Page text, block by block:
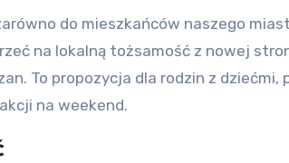
na lokalną tożsamość z nowej
To propozycja dla rodzin z
na weekend.